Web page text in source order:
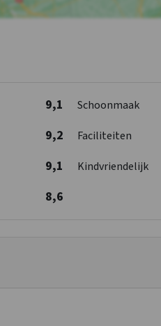
9,1 Schoonmaak
9,2 Faciliteiten
9,1 Kindvriendelijk
8,6